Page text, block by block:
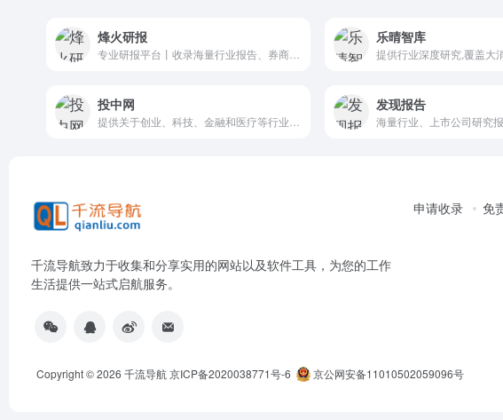
烽火研报 乐晴智库
投中网 发现报告
海量行业、上市公司研究
千流导航致力于收集和分享实用的网站以及软件工具，为您的工作
生活提供一站式启航服务。
申请收录 免
Copyright © 2026 千流导航京ICP备2020038771号-6 京公网安备11010502059096号